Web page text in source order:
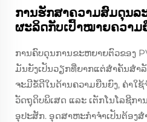
ການຮັກສາຄວາມສົມດຸນລ
ຜະລິດກັບເປົ້າໝາຍຄວາມ
ການຄົບດຸນການຂະຫຍາຍຕົວຂອງ
ມັນຍັງເປັນວຽກທີ່ຍາກແຕ່ສຳຄັນສຳ
ຈະມີຂໍ້ດີໃນດ້ານຄວາມຍືນຍົງ, ຄ່າໃ
ວັດຖຸດິບພິເສດ ແລະ ເຕັກໂນໂລຊີກ
ອຸປະສັກ. ອຸດສາຫະກຳຈຳເປັນຕ້ອງ